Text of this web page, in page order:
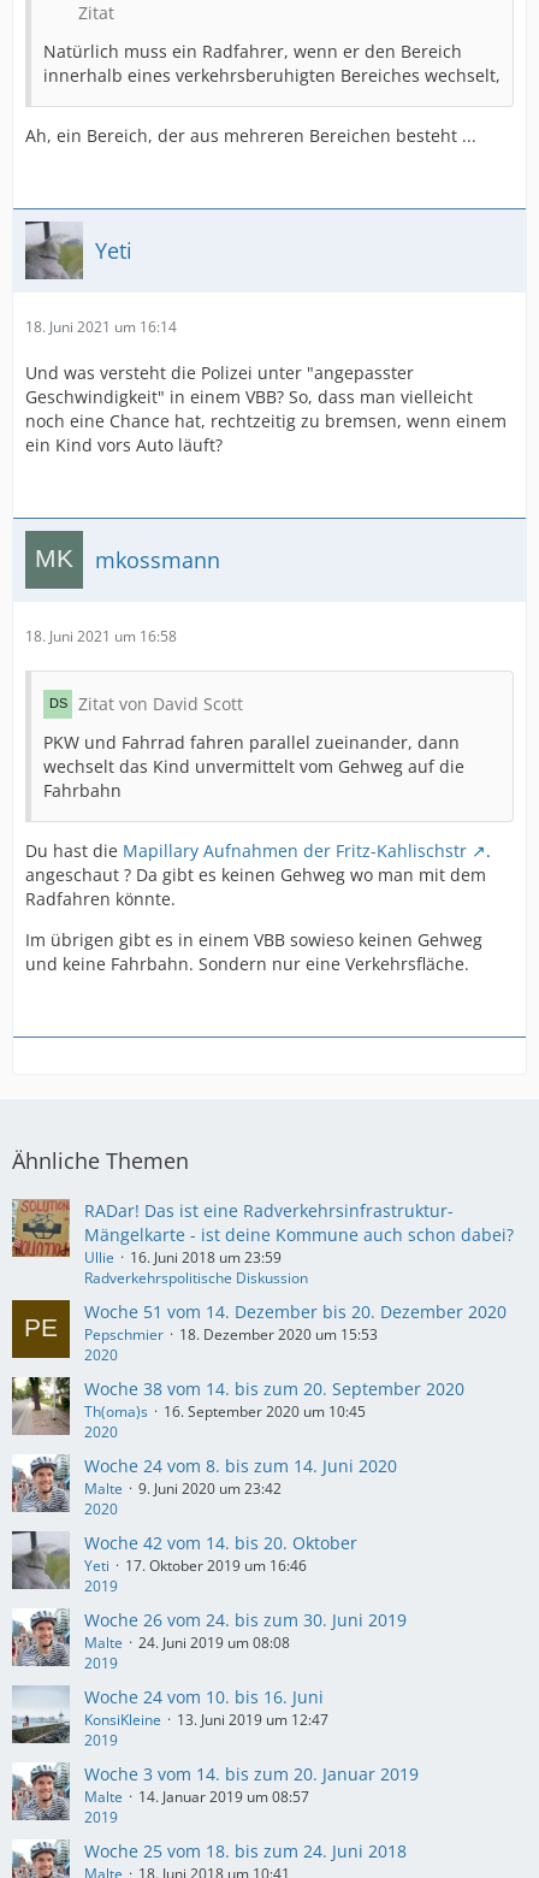
Zitat
Natürlich muss ein Radfahrer, wenn er den Bereich
innerhalb eines verkehrsberuhigten Bereiches wechselt,
Ah, ein Bereich, der aus mehreren Bereichen besteht ...
Yeti
18. Juni 2021 um 16:14
Und was versteht die Polizei unter "angepasster
Geschwindigkeit" in einem VBB? So, dass man vielleicht
noch eine Chance hat, rechtzeitig zu bremsen, wenn einem
ein Kind vors Auto läuft?
mkossmann
18. Juni 2021 um 16:58
Zitat von David Scott
PKW und Fahrrad fahren parallel zueinander, dann
wechselt das Kind unvermittelt vom Gehweg auf die
Fahrbahn
Du hast die Mapillary Aufnahmen der Fritz-Kahlischstr
.
angeschaut ? Da gibt es keinen Gehweg wo man mit dem
Radfahren könnte.
Im übrigen gibt es in einem VBB sowieso keinen Gehweg
und keine Fahrbahn. Sondern nur eine Verkehrsfläche.
Ähnliche Themen
RADar! Das ist eine Radverkehrsinfrastruktur-
Mängelkarte - ist deine Kommune auch schon dabei?
Ullie
16. Juni 2018 um 23:59
Radverkehrspolitische Diskussion
Woche 51 vom 14. Dezember bis 20. Dezember 2020
Pepschmier
18. Dezember 2020 um 15:53
2020
Woche 38 vom 14. bis zum 20. September 2020
Th(oma)s
16. September 2020 um 10:45
2020
Woche 24 vom 8. bis zum 14. Juni 2020
Malte
9. Juni 2020 um 23:42
2020
Woche 42 vom 14. bis 20. Oktober
Yeti
17. Oktober 2019 um 16:46
2019
Woche 26 vom 24. bis zum 30. Juni 2019
Malte
24. Juni 2019 um 08:08
2019
Woche 24 vom 10. bis 16. Juni
KonsiKleine
13. Juni 2019 um 12:47
2019
Woche 3 vom 14. bis zum 20. Januar 2019
Malte
14. Januar 2019 um 08:57
2019
Woche 25 vom 18. bis zum 24. Juni 2018
Malte 18. Juni 2018 um 10:41